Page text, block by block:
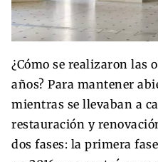
¿Cómo se realizaron las
años? Para mantener
mientras se llevaban a
restauración y
dos fases: la primera